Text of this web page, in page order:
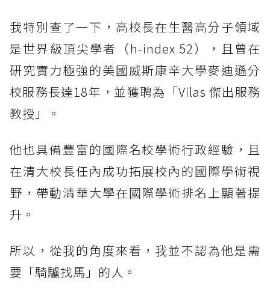
我特別查了一下，高校長在生醫高分子領域
是世界級頂尖學者（h-index 52），且曾在
研究實力極強的美國威斯康辛大學麥迪遜分
校服務長達18年，並獲聘為「Vilas 傑出服務
教授」。
他也具備豐富的國際名校學術行政經驗，且
在清大校長任內成功拓展校內的國際學術視
野，帶動清華大學在國際學術排名上顯著提
升。
所以，從我的角度來看，我並不認為他是需
要「騎驢找馬」的人。